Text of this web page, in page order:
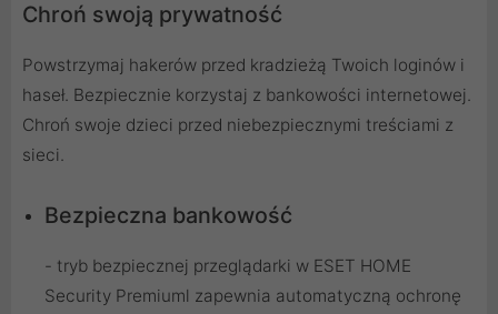
Chroń swoją prywatność
Powstrzymaj hakerów przed kradzieżą Twoich loginów i
haseł. Bezpiecznie korzystaj z bankowości internetowej.
Chroń swoje dzieci przed niebezpiecznymi treściami z
sieci.
Bezpieczna bankowość
- tryb bezpiecznej przeglądarki w ESET HOME
Security Premiuml zapewnia automatyczną ochronę